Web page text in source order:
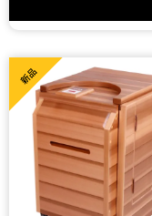
新品